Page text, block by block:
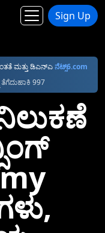
Sign Up
ಮತ್ತು ಡಿಎನ್‌ಎನೆಟ್ಸ್6.com
997